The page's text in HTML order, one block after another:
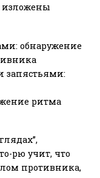
изложены
обнаружение
запястьями:
ритма
рю учит, что
противника,